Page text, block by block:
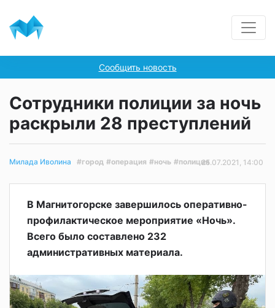
Сообщить новость
Сотрудники полиции за ночь
раскрыли 28 преступлений
Милада Иволина #город #операция #ночь #полиция25.07.2021, 14:00
В Магнитогорске завершилось оперативно-
профилактическое мероприятие «Ночь».
Всего было составлено 232
административных материала.